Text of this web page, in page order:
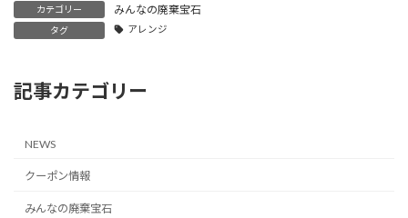
カテゴリー みんなの廃棄宝石
タグ アレンジ
記事カテゴリー
NEWS
クーポン情報
みんなの廃棄宝石